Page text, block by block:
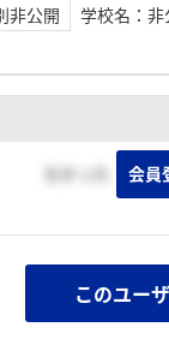
非公開 学校名 ： 非
なかった 会員
このユー